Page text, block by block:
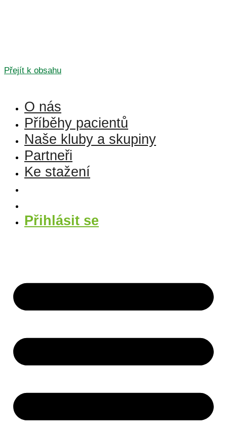
Přejít k obsahu
O nás
Příběhy pacientů
Naše kluby a skupiny
Partneři
Ke stažení
Přihlásit se